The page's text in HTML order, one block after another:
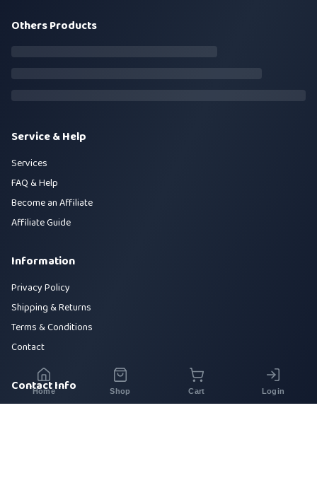
Others Products
Service & Help
Services
FAQ & Help
Become an Affiliate
Affiliate Guide
Information
Privacy Policy
Shipping & Returns
Terms & Conditions
Contact
Contact Info
Home Shop Cart Login